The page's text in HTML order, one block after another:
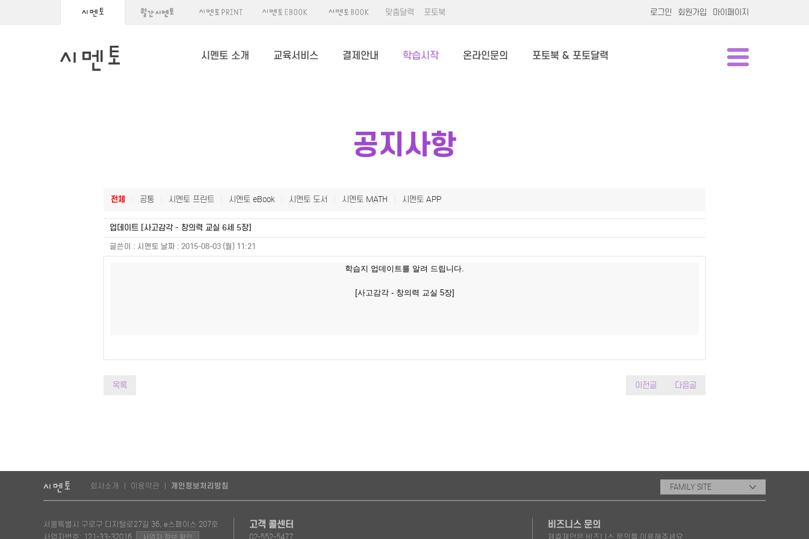
맞춤달력 포토북 로그인 회원가입 마이페이지
시멘토 소개 교육서비스 결제안내 학습시작 온라인문의 포토북 & 포토달력
공지사항
전체 공통 시멘토 프린트 시멘토 eBook 시멘토 도서 시멘토 MATH 시멘토 APP
업데이트 [사고감각 - 창의력 교실 6세 5장]
글쓴이 : 시멘토 날짜 : 2015-08-03 (월) 11:21
학습지 업데이트를 알려 드립니다.
[사고감각 - 창의력 교실 5장]
목록 이전글 다음글
회사소개 이용약관 개인정보처리방침 FAMILY SITE
서울특별시 구로구 디지털로27길 36, e스페이스 207호
사업자번호: 121-33-32016
사업자 정보 확인
고객 콜센터
02-552-5477
비즈니스 문의
제휴제안은 비즈니스 문의를 이용해주세요.